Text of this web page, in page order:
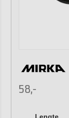
58,-